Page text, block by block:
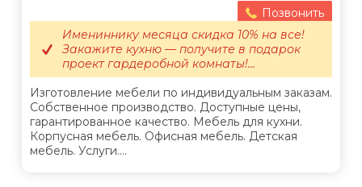
Позвонить
Изготовление мебели по индивидуальным заказам.
Собственное производство. Доступные цены,
гарантированное качество. Мебель для кухни.
Корпусная мебель. Офисная мебель. Детская
мебель. Услуги....
Имениннику месяца скидка 10% на все!
Закажите кухню — получите в подарок
проект гардеробной комнаты!...